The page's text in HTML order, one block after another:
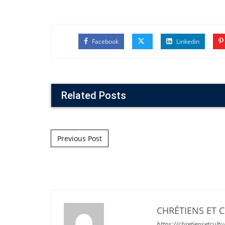
Facebook Linkedin
Related Posts
Post navigation
Previous Post
CHRÉTIENS ET